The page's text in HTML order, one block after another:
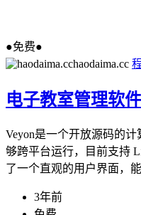
●免费●
haodaima.cc
电子教室管理软
Veyon是一个开放源码的
够跨平台运行，目前支持
了一个直观的用户界面，
3年前